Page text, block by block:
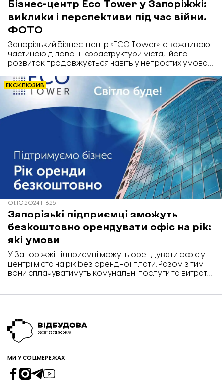
Бізнес-центр Eco Tower у Запоріжжі:
виклики і перспективи під час війни.
ФОТО
Запорізький бізнес-центр «ЕCO Tower» є важливою
частиною ділової інфраструктури міста, і його
розвиток продовжується навіть у непростих умовах
регіону, який пропонує сучасні офісні простори для
великого та малого бізнесу. Про те, як «ЕCO Tower»
намагається адаптуватися до нових умов і залучати
орендарів «Відбудові. Запоріжжя» розповіла
директор бізнес-центру Олеся Коваленко.
ЕКСКЛЮЗИВ
01.10.2024 | 16:25
Запорізькі підприємці зможуть
безкоштовно орендувати офіс на рік:
які умови
У Запоріжжі підприємці можуть орендувати офіс у
центрі міста на рік без орендної плати. Разом з тим
вони сплачуватимуть комунальні послуги та витрати
коментарі «Відбудові. Запоріжжя» повідомила Олеся
МИ У СОЦМЕРЕЖАХ